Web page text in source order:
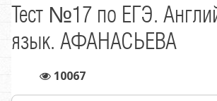
Тест №17 по ЕГЭ.
язык. АФАНАСЬЕВА
10067